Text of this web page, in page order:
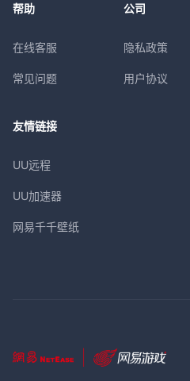
帮助
在线客服
常见问题
公司
隐私政策
用户协议
友情链接
UU远程
UU加速器
网易千千壁纸